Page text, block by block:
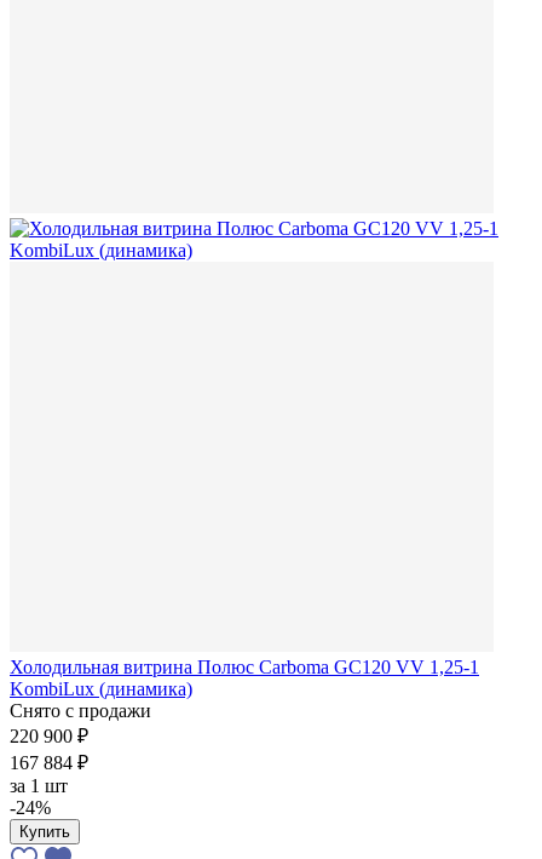
Холодильная витрина Полюс Carboma GC120 VV 1,25-1
KombiLux (динамика)
Снято с продажи
220 900 ₽
167 884 ₽
за 1 шт
-24%
Купить